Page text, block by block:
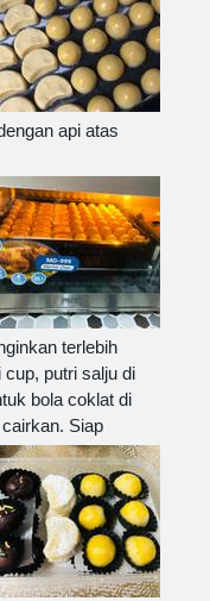
api atas
terlebih
putri salju di
bola coklat di
Siap